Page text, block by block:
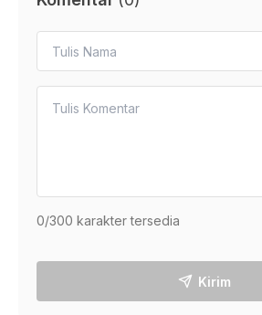
0/300 karakter tersedia
Kirim